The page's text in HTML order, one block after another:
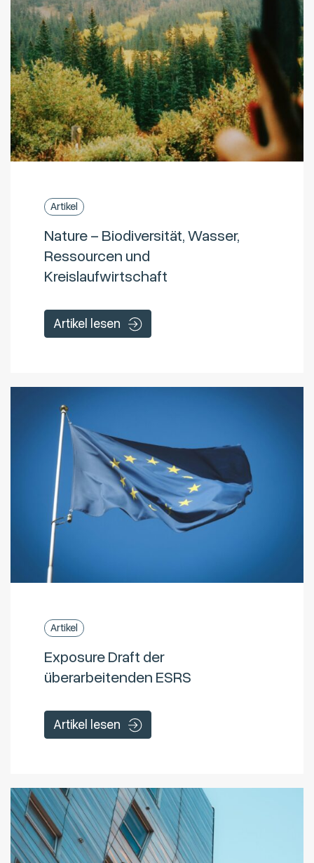
Artikel
Nature – Biodiversität, Wasser,
Ressourcen und
Kreislaufwirtschaft
Artikel lesen
Artikel
Exposure Draft der
überarbeitenden ESRS
Artikel lesen